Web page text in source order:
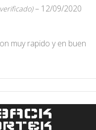
– 12/09/2020
muy rapido y en buen